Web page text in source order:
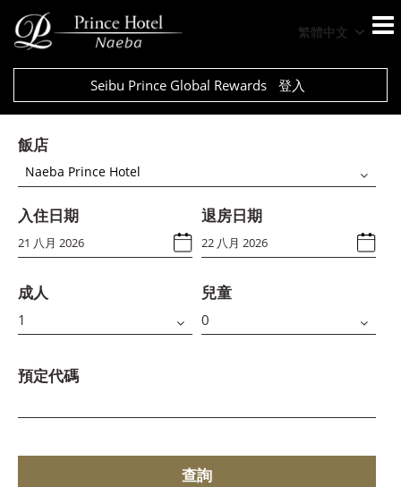
繁體中文
Seibu Prince Global Rewards 登入
飯店
Naeba Prince Hotel
入住日期 退房日期
成人 兒童
預定代碼
查詢